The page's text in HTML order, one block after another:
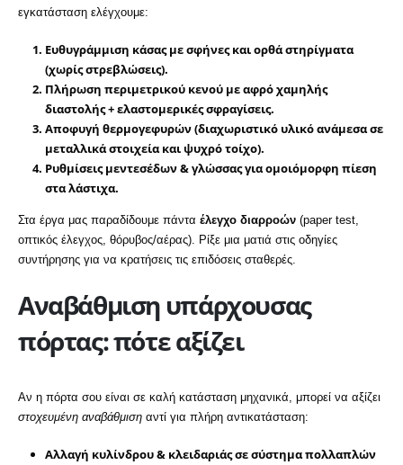
εγκατάσταση ελέγχουμε:
Ευθυγράμμιση κάσαςμε σφήνες και ορθά στηρίγματα
(χωρίς στρεβλώσεις).
Πλήρωση περιμετρικού κενούμε αφρό χαμηλής
διαστολής +ελαστομερικές σφραγίσεις.
Αποφυγή θερμογεφυρών(διαχωριστικό υλικό ανάμεσα σε
μεταλλικά στοιχεία και ψυχρό τοίχο).
Ρυθμίσεις μεντεσέδων & γλώσσαςγια ομοιόμορφη πίεση
στα λάστιχα.
Στα έργα μας παραδίδουμε πάντα έλεγχο διαρροών (paper test,
οπτικός έλεγχος, θόρυβος/αέρας). Ρίξε μια ματιά στις οδηγίες
συντήρησης για να κρατήσεις τις επιδόσεις σταθερές.
Αναβάθμιση υπάρχουσας
πόρτας: πότε αξίζει
Αν η πόρτα σου είναι σε καλή κατάσταση μηχανικά, μπορεί να αξίζει
στοχευμένη αναβάθμιση αντί για πλήρη αντικατάσταση:
Αλλαγή κυλίνδρου & κλειδαριάςσε σύστημα πολλαπλών